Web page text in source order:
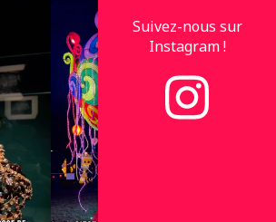
Suivez-nous sur
Instagram !